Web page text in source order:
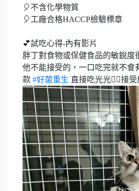
🎈不含化學物質
🎈工廠合格HACCP檢驗標章
💕試吃心得-內有影片
胖丁對食物或保健食品的敏銳度
他不能接受的，一口吃完就不會
款 #好菌重生 直接吃光光✌🏻接受